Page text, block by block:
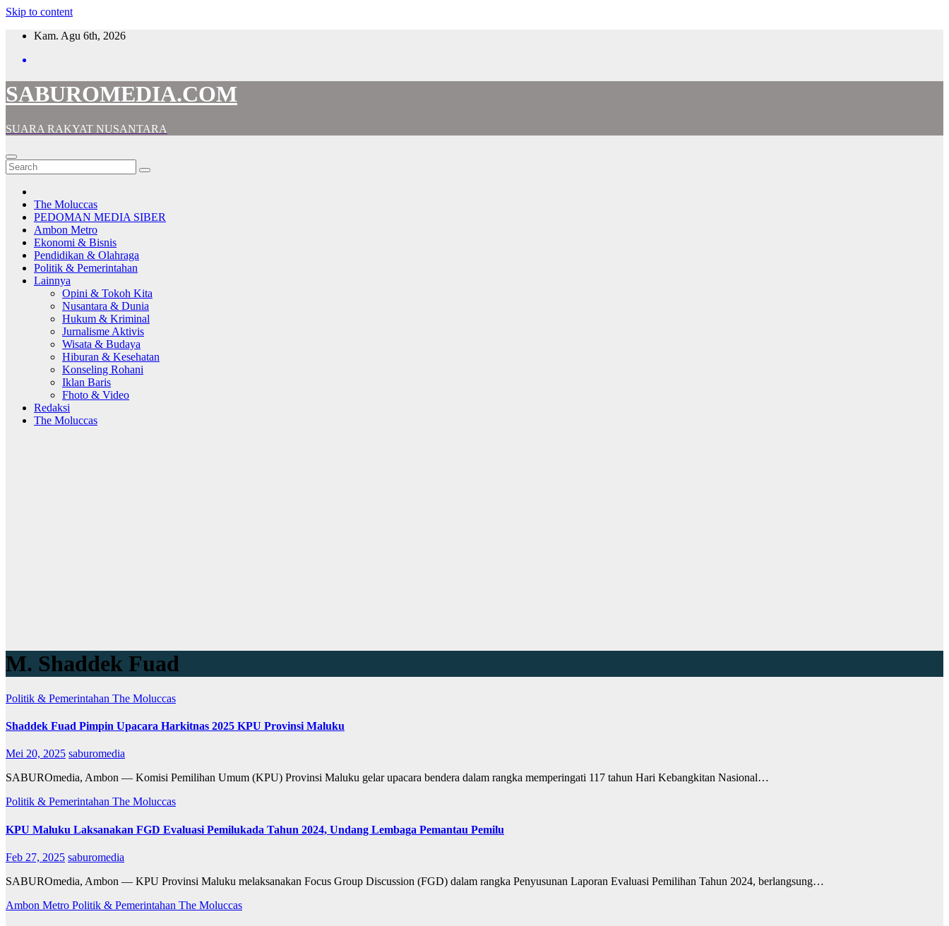
Skip to content
Kam. Agu 6th, 2026
SABUROMEDIA.COM
SUARA RAKYAT NUSANTARA
The Moluccas
PEDOMAN MEDIA SIBER
Ambon Metro
Ekonomi & Bisnis
Pendidikan & Olahraga
Politik & Pemerintahan
Lainnya
Opini & Tokoh Kita
Nusantara & Dunia
Hukum & Kriminal
Jurnalisme Aktivis
Wisata & Budaya
Hiburan & Kesehatan
Konseling Rohani
Iklan Baris
Fhoto & Video
Redaksi
The Moluccas
M. Shaddek Fuad
Politik & Pemerintahan The Moluccas
Shaddek Fuad Pimpin Upacara Harkitnas 2025 KPU Provinsi Maluku
Mei 20, 2025 saburomedia
SABUROmedia, Ambon — Komisi Pemilihan Umum (KPU) Provinsi Maluku gelar upacara bendera dalam rangka memperingati 117 tahun Hari Kebangkitan Nasional…
Politik & Pemerintahan The Moluccas
KPU Maluku Laksanakan FGD Evaluasi Pemilukada Tahun 2024, Undang Lembaga Pemantau Pemilu
Feb 27, 2025 saburomedia
SABUROmedia, Ambon — KPU Provinsi Maluku melaksanakan Focus Group Discussion (FGD) dalam rangka Penyusunan Laporan Evaluasi Pemilihan Tahun 2024, berlangsung…
Ambon Metro Politik & Pemerintahan The Moluccas